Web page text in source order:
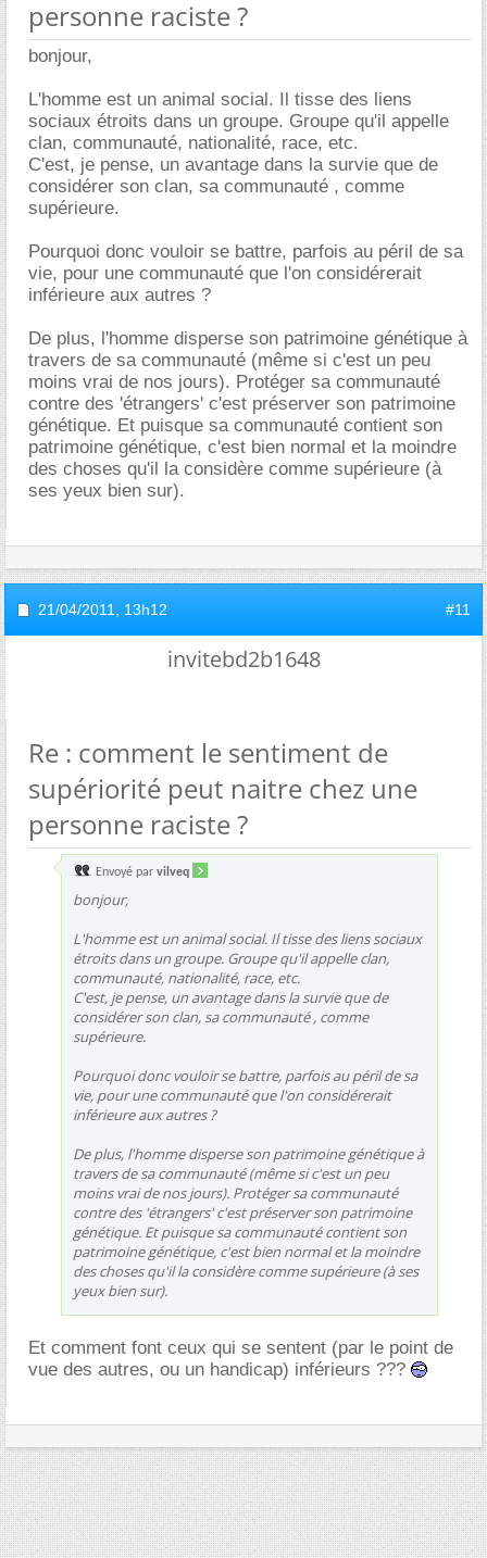
personne raciste ?
bonjour,
L'homme est un animal social. Il tisse des liens
sociaux étroits dans un groupe. Groupe qu'il appelle
clan, communauté, nationalité, race, etc.
C'est, je pense, un avantage dans la survie que de
considérer son clan, sa communauté , comme
supérieure.
Pourquoi donc vouloir se battre, parfois au péril de sa
vie, pour une communauté que l'on considérerait
inférieure aux autres ?
De plus, l'homme disperse son patrimoine génétique à
travers de sa communauté (même si c'est un peu
moins vrai de nos jours). Protéger sa communauté
contre des 'étrangers' c'est préserver son patrimoine
génétique. Et puisque sa communauté contient son
patrimoine génétique, c'est bien normal et la moindre
des choses qu'il la considère comme supérieure (à
ses yeux bien sur).
21/04/2011, 13h12 #11
invitebd2b1648
Re : comment le sentiment de
supériorité peut naitre chez une
personne raciste ?
Envoyé par vilveq
bonjour,
L'homme est un animal social. Il tisse des liens sociaux
étroits dans un groupe. Groupe qu'il appelle clan,
communauté, nationalité, race, etc.
C'est, je pense, un avantage dans la survie que de
considérer son clan, sa communauté , comme
supérieure.
Pourquoi donc vouloir se battre, parfois au péril de sa
vie, pour une communauté que l'on considérerait
inférieure aux autres ?
De plus, l'homme disperse son patrimoine génétique à
travers de sa communauté (même si c'est un peu
moins vrai de nos jours). Protéger sa communauté
contre des 'étrangers' c'est préserver son patrimoine
génétique. Et puisque sa communauté contient son
patrimoine génétique, c'est bien normal et la moindre
des choses qu'il la considère comme supérieure (à ses
yeux bien sur).
Et comment font ceux qui se sentent (par le point de
vue des autres, ou un handicap) inférieurs ???